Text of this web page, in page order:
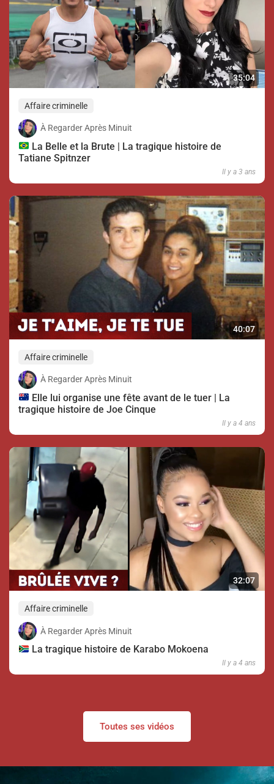
35:04
Affaire criminelle
À Regarder Après Minuit
Tatiane Spitnzer
Il y a 3 ans
40:07
Affaire criminelle
À Regarder Après Minuit
tragique histoire de Joe Cinque
Il y a 4 ans
32:07
Affaire criminelle
À Regarder Après Minuit
La tragique histoire de Karabo Mokoena
Il y a 4 ans
Toutes ses vidéos